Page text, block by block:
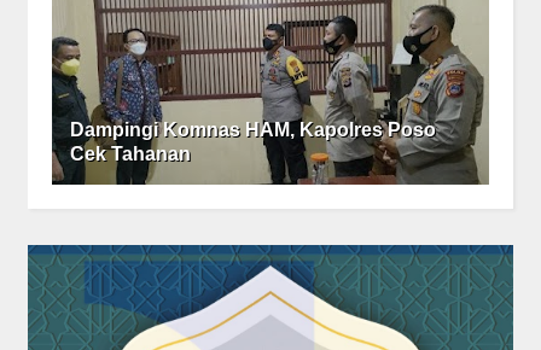
Dampingi Komnas HAM, Kapolres Poso
Cek Tahanan